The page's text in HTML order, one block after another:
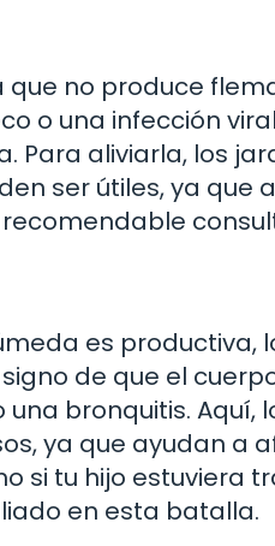
que no produce
o una infección
Para aliviarla, los
ser útiles, ya que
es
de que el
bronquitis.
ya que ayudan a
si tu hijo estuviera
en esta batalla.